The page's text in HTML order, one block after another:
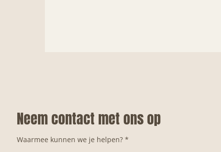
Neem contact met ons op
Waarmee kunnen we je helpen? *